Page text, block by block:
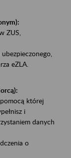
ZUS,
eZLA.
której
i
danych
o